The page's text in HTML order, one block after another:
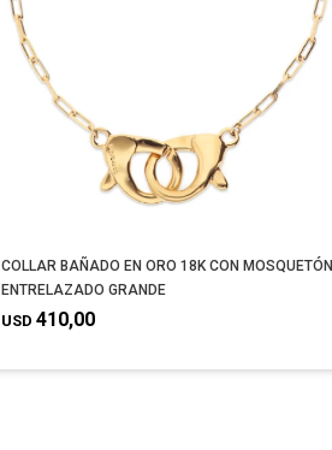
COLLAR BAÑADO EN ORO 18K CON MOSQUETÓN
ENTRELAZADO GRANDE
USD 410,00